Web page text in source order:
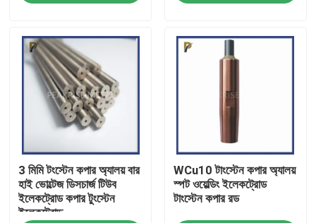
কারখানা ভ্রমণ
মান নিয়ন্ত্রণ
আমাদের সাথে যোগাযোগ
উদ্ধৃতির জন্য আবেদন
মলিবডেনাম টংস্টেন খাদ
3 মিমি টংস্টেন কপার অ্যালয় বার
হাই ভোল্টেজ ডিসচার্জ টিউব
ইলেকট্রোড কপার টুংস্টেন
ইলেকট্রোড
WCu10 টাংস্টেন কপার অ্যালয়
স্পট ওয়েল্ডিং ইলেকট্রোড
টাংস্টেন কপার রড